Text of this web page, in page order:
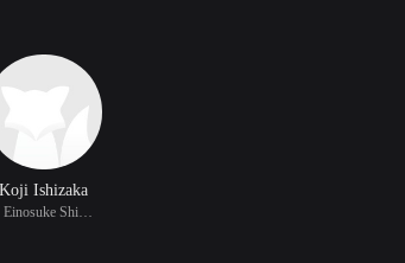
Koji Ishizaka
饰 Einosuke Shimizu